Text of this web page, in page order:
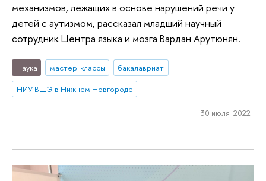
механизмов, лежащих в основе нарушений речи у
детей с аутизмом, рассказал младший научный
сотрудник Центра языка и мозга Вардан Арутюнян.
Наука мастер-классы
бакалавриат
НИУ ВШЭ в Нижнем Новгороде
30 июля 2022